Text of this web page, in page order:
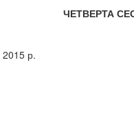
ЧЕТВЕРТА
грудня